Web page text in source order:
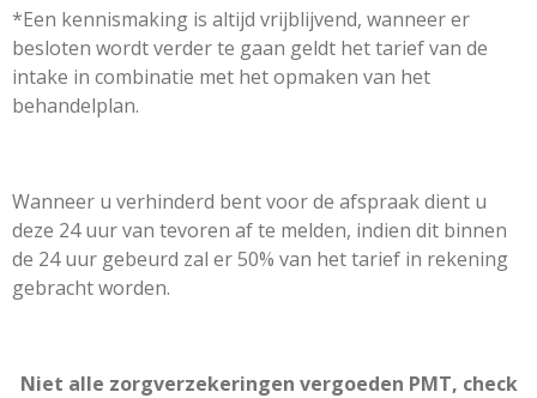
*Een kennismaking is altijd vrijblijvend, wanneer er
besloten wordt verder te gaan geldt het tarief van de
intake in combinatie met het opmaken van het
behandelplan.
Wanneer u verhinderd bent voor de afspraak dient u
deze 24 uur van tevoren af te melden, indien dit binnen
de 24 uur gebeurd zal er 50% van het tarief in rekening
gebracht worden.
Niet alle zorgverzekeringen vergoeden PMT, check